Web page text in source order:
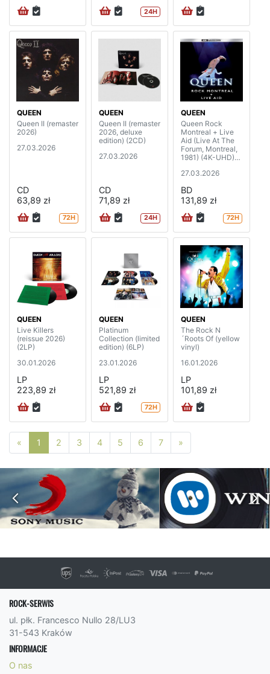
24H
QUEEN
Queen II (remaster
2026)
27.03.2026
CD
63,89 zł
72H
QUEEN
Queen II (remaster
2026, deluxe
edition) (2CD)
27.03.2026
CD
71,89 zł
24H
QUEEN
Queen Rock
Montreal + Live
Aid (Live At The
Forum, Montreal,
1981) (4K-UHD)
27.03.2026
BD
131,89 zł
72H
QUEEN
Live Killers
(reissue 2026)
(2LP)
30.01.2026
LP
223,89 zł
QUEEN
Platinum
Collection (limited
edition) (6LP)
23.01.2026
LP
521,89 zł
72H
QUEEN
The Rock N
´Roots Of (yellow
vinyl)
16.01.2026
LP
101,89 zł
« Poprzednia strona
1 2 3 4 5 6 7 »
ROCK-SERWIS
ul. płk. Francesco Nullo 28/LU3
31-543 Kraków
INFORMACJE
O nas